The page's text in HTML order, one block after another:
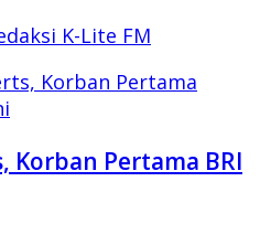
K-Lite FM
Korban Pertama BRI